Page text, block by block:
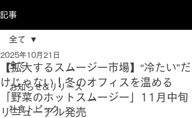
記事
全て
お知らせ&リリース
社食トピック
全て
【拡大するスムージー市場】“冷たい”だ
けじゃない！冬のオフィスを温める
「野菜のホットスムージー」11月中旬
リニューアル発売
2025年10月21日